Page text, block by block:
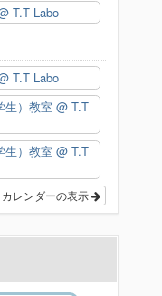
T.T Labo
T.T Labo
生）教室 @ T.T
生）教室 @ T.T
カレンダーの表示